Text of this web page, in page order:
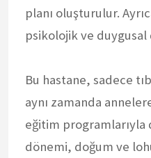
planı oluşturulur.
psikolojik ve
Bu hastane, sadece
aynı zamanda
eğitim programlarıyla
dönemi, doğum ve